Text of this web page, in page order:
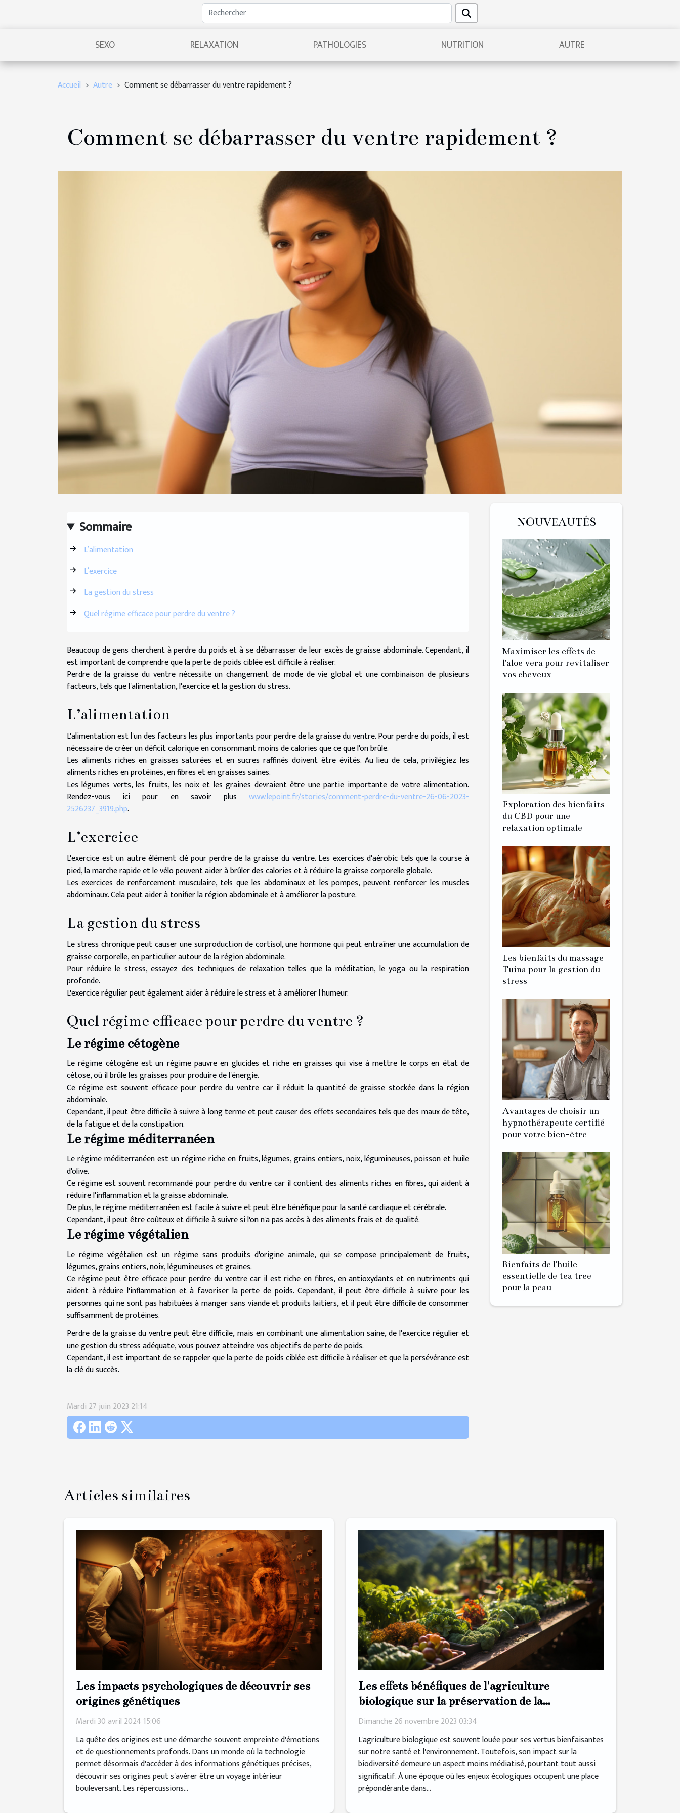
SEXO RELAXATION PATHOLOGIES NUTRITION AUTRE
Accueil Autre Comment se débarrasser du ventre rapidement ?
Comment se débarrasser du ventre rapidement ?
Sommaire
L’alimentation
L’exercice
La gestion du stress
Quel régime efficace pour perdre du ventre ?
Beaucoup de gens cherchent à perdre du poids et à se débarrasser de leur excès de graisse abdominale. Cependant, il
est important de comprendre que la perte de poids ciblée est difficile à réaliser.
Perdre de la graisse du ventre nécessite un changement de mode de vie global et une combinaison de plusieurs
facteurs, tels que l'alimentation, l'exercice et la gestion du stress.
L’alimentation
L'alimentation est l'un des facteurs les plus importants pour perdre de la graisse du ventre. Pour perdre du poids, il est
nécessaire de créer un déficit calorique en consommant moins de calories que ce que l'on brûle.
Les aliments riches en graisses saturées et en sucres raffinés doivent être évités. Au lieu de cela, privilégiez les
aliments riches en protéines, en fibres et en graisses saines.
Les légumes verts, les fruits, les noix et les graines devraient être une partie importante de votre alimentation.
Rendez-vous ici pour en savoir plus www.lepoint.fr/stories/comment-perdre-du-ventre-26-06-2023-
2526237_3919.php.
L’exercice
L'exercice est un autre élément clé pour perdre de la graisse du ventre. Les exercices d'aérobic tels que la course à
pied, la marche rapide et le vélo peuvent aider à brûler des calories et à réduire la graisse corporelle globale.
Les exercices de renforcement musculaire, tels que les abdominaux et les pompes, peuvent renforcer les muscles
abdominaux. Cela peut aider à tonifier la région abdominale et à améliorer la posture.
La gestion du stress
Le stress chronique peut causer une surproduction de cortisol, une hormone qui peut entraîner une accumulation de
graisse corporelle, en particulier autour de la région abdominale.
Pour réduire le stress, essayez des techniques de relaxation telles que la méditation, le yoga ou la respiration
profonde.
L'exercice régulier peut également aider à réduire le stress et à améliorer l'humeur.
Quel régime efficace pour perdre du ventre ?
Le régime cétogène
Le régime cétogène est un régime pauvre en glucides et riche en graisses qui vise à mettre le corps en état de
cétose, où il brûle les graisses pour produire de l'énergie.
Ce régime est souvent efficace pour perdre du ventre car il réduit la quantité de graisse stockée dans la région
abdominale.
Cependant, il peut être difficile à suivre à long terme et peut causer des effets secondaires tels que des maux de tête,
de la fatigue et de la constipation.
Le régime méditerranéen
Le régime méditerranéen est un régime riche en fruits, légumes, grains entiers, noix, légumineuses, poisson et huile
d'olive.
Ce régime est souvent recommandé pour perdre du ventre car il contient des aliments riches en fibres, qui aident à
réduire l'inflammation et la graisse abdominale.
De plus, le régime méditerranéen est facile à suivre et peut être bénéfique pour la santé cardiaque et cérébrale.
Cependant, il peut être coûteux et difficile à suivre si l'on n'a pas accès à des aliments frais et de qualité.
Le régime végétalien
Le régime végétalien est un régime sans produits d'origine animale, qui se compose principalement de fruits,
légumes, grains entiers, noix, légumineuses et graines.
Ce régime peut être efficace pour perdre du ventre car il est riche en fibres, en antioxydants et en nutriments qui
aident à réduire l'inflammation et à favoriser la perte de poids. Cependant, il peut être difficile à suivre pour les
personnes qui ne sont pas habituées à manger sans viande et produits laitiers, et il peut être difficile de consommer
suffisamment de protéines.
Perdre de la graisse du ventre peut être difficile, mais en combinant une alimentation saine, de l'exercice régulier et
une gestion du stress adéquate, vous pouvez atteindre vos objectifs de perte de poids.
Cependant, il est important de se rappeler que la perte de poids ciblée est difficile à réaliser et que la persévérance est
la clé du succès.
Mardi 27 juin 2023 21:14
NOUVEAUTÉS
Maximiser les effets de
l'aloe vera pour revitaliser
vos cheveux
Exploration des bienfaits
du CBD pour une
relaxation optimale
Les bienfaits du massage
Tuina pour la gestion du
stress
Avantages de choisir un
hypnothérapeute certifié
pour votre bien-être
Bienfaits de l'huile
essentielle de tea tree
pour la peau
Articles similaires
Les impacts psychologiques de découvrir ses
origines génétiques
Mardi 30 avril 2024 15:06
La quête des origines est une démarche souvent empreinte d'émotions
et de questionnements profonds. Dans un monde où la technologie
permet désormais d'accéder à des informations génétiques précises,
découvrir ses origines peut s'avérer être un voyage intérieur
bouleversant. Les répercussions...
Les effets bénéfiques de l'agriculture
biologique sur la préservation de la
biodiversité
Dimanche 26 novembre 2023 03:34
L'agriculture biologique est souvent louée pour ses vertus bienfaisantes
sur notre santé et l'environnement. Toutefois, son impact sur la
biodiversité demeure un aspect moins médiatisé, pourtant tout aussi
significatif. À une époque où les enjeux écologiques occupent une place
prépondérante dans...